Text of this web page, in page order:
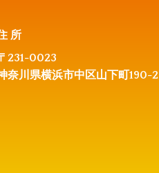
所
231-0023
奈川県横浜市中区山下町190-2